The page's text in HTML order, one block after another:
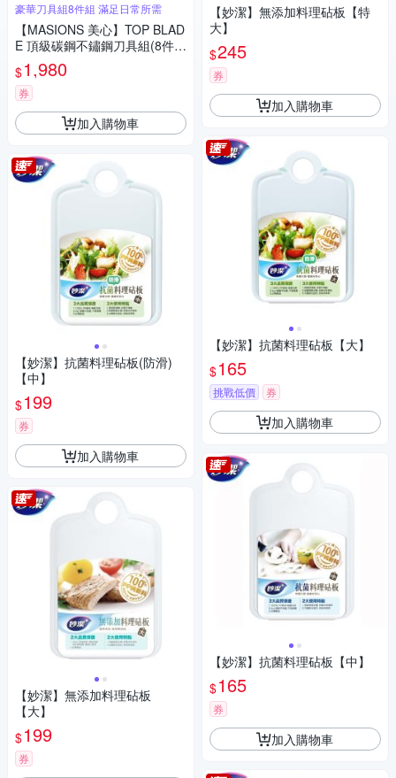
豪華刀具組8件組 滿足日常所需
【MASIONS 美心】TOP BLAD
E 頂級碳鋼不鏽鋼刀具組(8件
組)
$1,980
券
加入購物車
【妙潔】抗菌料理砧板(防滑)
【中】
$199
券
加入購物車
【妙潔】無添加料理砧板
【大】
$199
券
【妙潔】無添加料理砧板【特
大】
$245
券
加入購物車
【妙潔】抗菌料理砧板【大】
$165
挑戰低價 券
加入購物車
【妙潔】抗菌料理砧板【中】
$165
券
加入購物車